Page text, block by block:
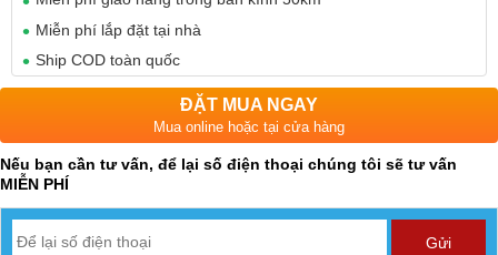
Miễn phí lắp đặt tại nhà
Ship COD toàn quốc
ĐẶT MUA NGAY
Mua online hoặc tại cửa hàng
Nếu bạn cần tư vấn, để lại số điện thoại chúng tôi sẽ tư vấn
MIỄN PHÍ